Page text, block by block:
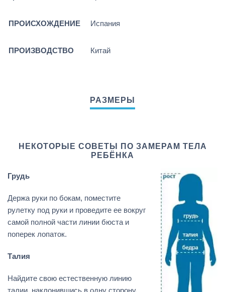
ПРОИСХОЖДЕНИЕ Испания
ПРОИЗВОДСТВО Китай
НЕКОТОРЫЕ СОВЕТЫ ПО ЗАМЕРАМ ТЕЛА
РЕБЁНКА
Грудь
Держа руки по бокам, поместите
рулетку под руки и проведите ее вокруг
самой полной части линии бюста и
поперек лопаток.
Талия
Найдите свою естественную линию
талии, наклонившись в одну сторону.